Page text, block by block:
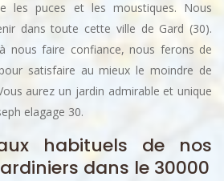
les puces et les moustiques. Nous
dans toute cette ville de Gard (30).
nous faire confiance, nous ferons de
satisfaire au mieux le moindre de
aurez un jardin admirable et unique
elagage 30.
habituels de nos
dans le 30000